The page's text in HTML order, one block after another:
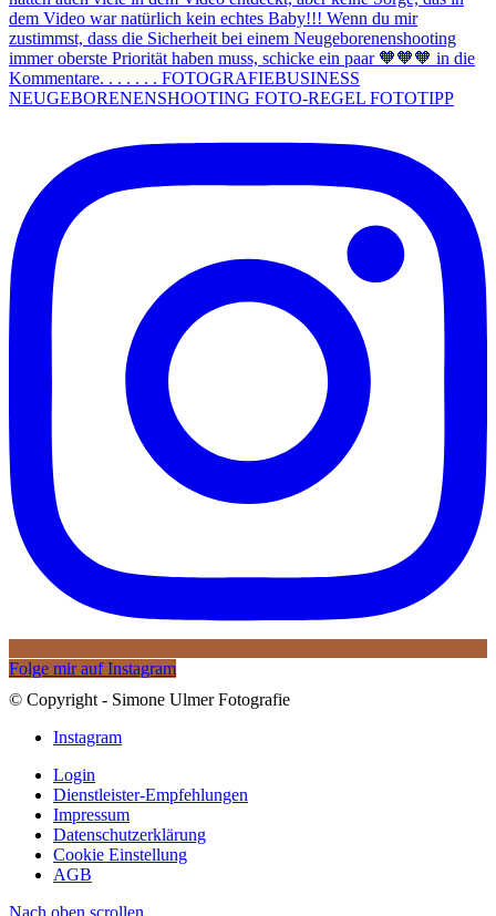
Folge mir auf Instagram
© Copyright - Simone Ulmer Fotografie
Instagram
Login
Dienstleister-Empfehlungen
Impressum
Datenschutzerklärung
Cookie Einstellung
AGB